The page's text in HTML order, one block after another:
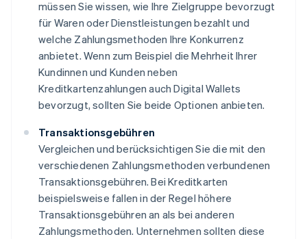
müssen Sie wissen, wie Ihre Zielgruppe bevorzugt
für Waren oder Dienstleistungen bezahlt und
welche Zahlungsmethoden Ihre Konkurrenz
anbietet. Wenn zum Beispiel die Mehrheit Ihrer
Kundinnen und Kunden neben
Kreditkartenzahlungen auch Digital Wallets
bevorzugt, sollten Sie beide Optionen anbieten.
Transaktionsgebühren
Vergleichen und berücksichtigen Sie die mit den
verschiedenen Zahlungsmethoden verbundenen
Transaktionsgebühren. Bei Kreditkarten
beispielsweise fallen in der Regel höhere
Transaktionsgebühren an als bei anderen
Zahlungsmethoden. Unternehmen sollten diese